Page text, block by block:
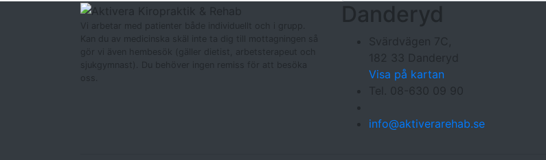
Vi arbetar med patienter både individuellt och i grupp.
Kan du av medicinska skäl inte ta dig till mottagningen så
gör vi även hembesök (gäller dietist, arbetsterapeut och
sjukgymnast). Du behöver ingen remiss för att besöka
Danderyd
Svärdvägen 7C,
182 33 Danderyd
Visa på kartan
Tel. 08-630 09 90
info@aktiverarehab.se